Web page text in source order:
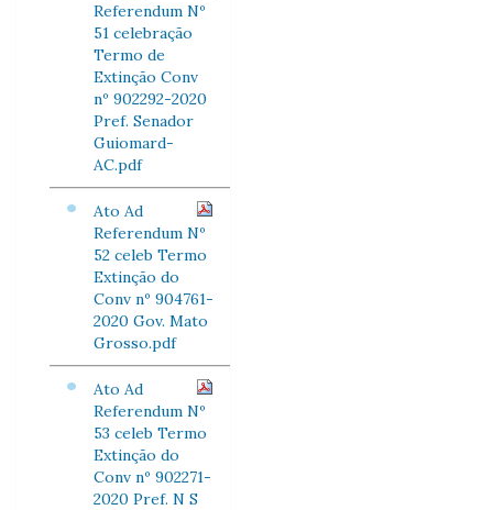
Referendum Nº
51 celebração
Termo de
Extinção Conv
nº 902292-2020
Pref. Senador
Guiomard-
AC.pdf
Ato Ad
Referendum Nº
52 celeb Termo
Extinção do
Conv nº 904761-
2020 Gov. Mato
Grosso.pdf
Ato Ad
Referendum Nº
53 celeb Termo
Extinção do
Conv nº 902271-
2020 Pref. N S